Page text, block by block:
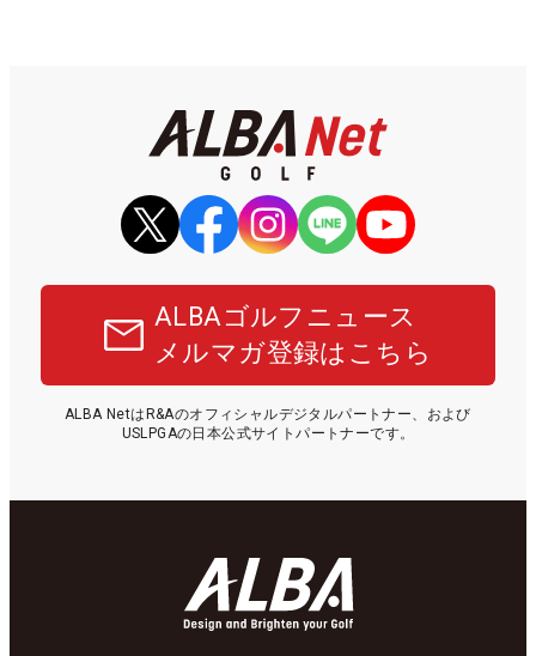
ALBAゴルフニュース
メルマガ登録はこちら
ALBA NetはR&Aのオフィシャルデジタルパートナー、および
USLPGAの日本公式サイトパートナーです。